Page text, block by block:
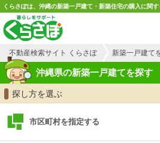
くらさぽは、沖縄の新築一戸建て・新築住宅の購入に関す
不動産検索サイト くらさぽ 新築一戸建て
沖縄県の新築一戸建てを探す
探し方を選ぶ
市区町村を指定する